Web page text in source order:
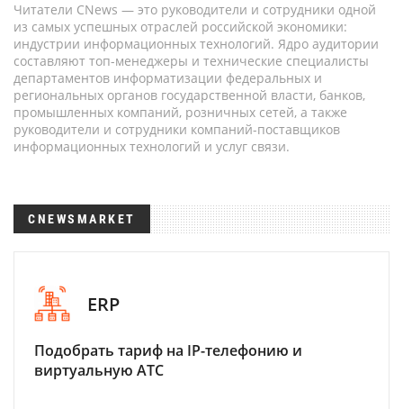
Читатели CNews — это руководители и сотрудники одной
из самых успешных отраслей российской экономики:
индустрии информационных технологий. Ядро аудитории
составляют топ-менеджеры и технические специалисты
департаментов информатизации федеральных и
региональных органов государственной власти, банков,
промышленных компаний, розничных сетей, а также
руководители и сотрудники компаний-поставщиков
информационных технологий и услуг связи.
CNEWSMARKET
ERP
Подобрать тариф на IP-телефонию и
виртуальную АТС